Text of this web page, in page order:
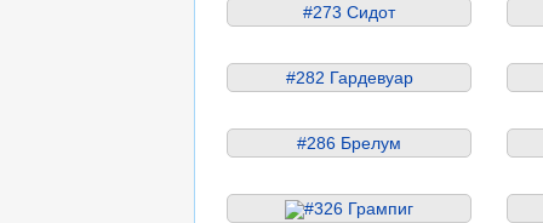
#273 Сидот
#282 Гардевуар
#286 Брелум
#326 Грампиг